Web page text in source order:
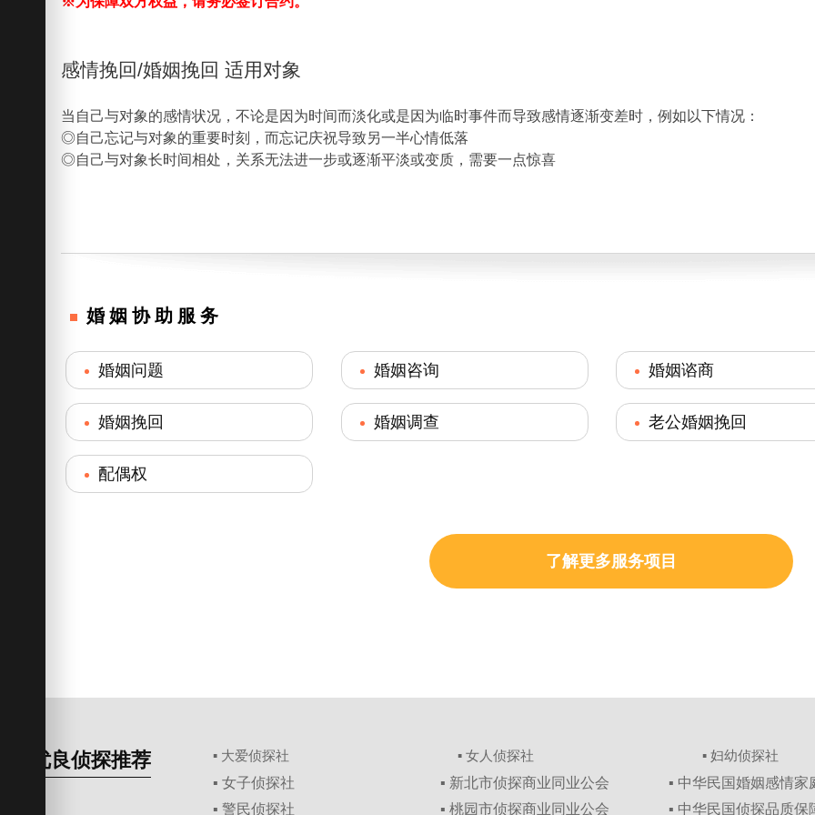
感情挽回/婚姻挽回 适用对象
当自己与对象的感情状况，不论是因为时间而淡化或是因为临时事件而导致感情逐渐变差时，例如以下情况：
◎自己忘记与对象的重要时刻，而忘记庆祝导致另一半心情低落
◎自己与对象长时间相处，关系无法进一步或逐渐平淡或变质，需要一点惊喜
婚姻协助服务
婚姻问题 婚姻咨询 婚姻谘商
婚姻挽回 婚姻调查 老公婚姻挽回
配偶权
了解更多服务项目
优良侦探推荐 ▪ 大爱侦探社 ▪ 女人侦探社 ▪ 妇幼侦探社
▪ 女子侦探社
▪ 警民侦探社
▪ 新北市侦探商业同业公会
▪ 桃园市侦探商业同业公会
▪ 中华民国婚姻感情
▪ 中华民国侦探品质